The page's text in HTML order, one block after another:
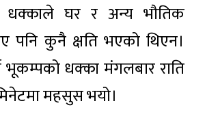
धक्काले घर र अन्य भौतिक
पनि कुनै क्षति भएको थिएन।
भूकम्पको धक्का मंगलबार राति
महसुस भयो।